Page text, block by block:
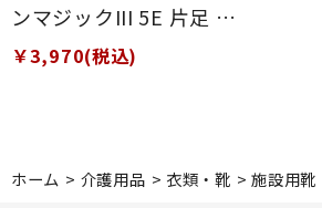
ンマジックIII 5E 片足 茶
L(23～23.5cm)
￥3,970(税込)
ホーム > 介護用品 > 衣類・靴 >施設用靴